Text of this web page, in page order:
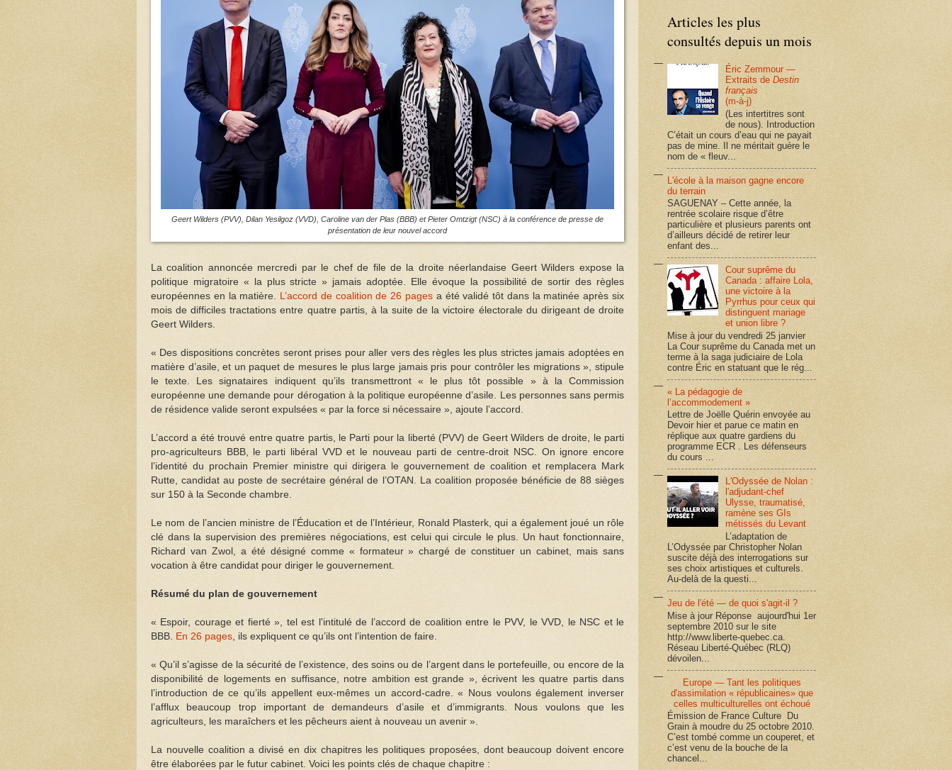
Geert Wilders (PVV), Dilan Yesilgoz (VVD), Caroline van der Plas (BBB) et Pieter Omtzigt (NSC) à la conférence de presse de
présentation de leur nouvel accord
La coalition annoncée mercredi par le chef de file de la droite néerlandaise Geert Wilders expose la
politique migratoire « la plus stricte » jamais adoptée. Elle évoque la possibilité de sortir des règles
européennes en la matière. L’accord de coalition de 26 pages a été validé tôt dans la matinée après six
mois de difficiles tractations entre quatre partis, à la suite de la victoire électorale du dirigeant de droite
Geert Wilders.
« Des dispositions concrètes seront prises pour aller vers des règles les plus strictes jamais adoptées en
matière d’asile, et un paquet de mesures le plus large jamais pris pour contrôler les migrations », stipule
le texte. Les signataires indiquent qu’ils transmettront « le plus tôt possible » à la Commission
européenne une demande pour dérogation à la politique européenne d’asile. Les personnes sans permis
de résidence valide seront expulsées « par la force si nécessaire », ajoute l’accord.
L’accord a été trouvé entre quatre partis, le Parti pour la liberté (PVV) de Geert Wilders de droite, le parti
pro-agriculteurs BBB, le parti libéral VVD et le nouveau parti de centre-droit NSC. On ignore encore
l’identité du prochain Premier ministre qui dirigera le gouvernement de coalition et remplacera Mark
Rutte, candidat au poste de secrétaire général de l’OTAN. La coalition proposée bénéficie de 88 sièges
sur 150 à la Seconde chambre.
Le nom de l’ancien ministre de l’Éducation et de l’Intérieur, Ronald Plasterk, qui a également joué un rôle
clé dans la supervision des premières négociations, est celui qui circule le plus. Un haut fonctionnaire,
Richard van Zwol, a été désigné comme « formateur » chargé de constituer un cabinet, mais sans
vocation à être candidat pour diriger le gouvernement.
Résumé du plan de gouvernement
« Espoir, courage et fierté », tel est l'intitulé de l’accord de coalition entre le PVV, le VVD, le NSC et le
BBB. En 26 pages , ils expliquent ce qu’ils ont l’intention de faire.
« Qu’il s’agisse de la sécurité de l’existence, des soins ou de l’argent dans le portefeuille, ou encore de la
disponibilité de logements en suffisance, notre ambition est grande », écrivent les quatre partis dans
l’introduction de ce qu’ils appellent eux-mêmes un accord-cadre. « Nous voulons également inverser
l’afflux beaucoup trop important de demandeurs d’asile et d’immigrants. Nous voulons que les
agriculteurs, les maraîchers et les pêcheurs aient à nouveau un avenir ».
La nouvelle coalition a divisé en dix chapitres les politiques proposées, dont beaucoup doivent encore
être élaborées par le futur cabinet. Voici les points clés de chaque chapitre :
Articles les plus
consultés depuis un mois
Éric Zemmour —
Extraits deDestin
français
(m-à-j)
(Les intertitres sont
de nous). Introduction
C’était un cours d’eau qui ne payait
pas de mine. Il ne méritait guère le
nom de « fleuv...
L'école à la maison gagne encore
du terrain
SAGUENAY – Cette année, la
rentrée scolaire risque d’être
particulière et plusieurs parents ont
d’ailleurs décidé de retirer leur
enfant des...
Cour suprême du
Canada : affaire Lola,
une victoire à la
Pyrrhus pour ceux qui
distinguent mariage
et union libre ?
Mise à jour du vendredi 25 janvier
La Cour suprême du Canada met un
terme à la saga judiciaire de Lola
contre Éric en statuant que le rég...
« La pédagogie de
l’accommodement »
Lettre de Joëlle Quérin envoyée au
Devoir hier et parue ce matin en
réplique aux quatre gardiens du
programme ECR . Les défenseurs
du cours ...
L'Odyssée de Nolan :
l'adjudant-chef
Ulysse, traumatisé,
ramène ses GIs
métissés du Levant
L’adaptation de
L’Odyssée par Christopher Nolan
suscite déjà des interrogations sur
ses choix artistiques et culturels.
Au-delà de la questi...
Jeu de l'été — de quoi s'agit-il ?
Mise à jour Réponse aujourd'hui 1er
septembre 2010 sur le site
http://www.liberte-quebec.ca.
Réseau Liberté-Québec (RLQ)
dévoilen...
Europe — Tant les politiques
d'assimilation « républicaines» que
celles multiculturelles ont échoué
Émission de France Culture Du
Grain à moudre du 25 octobre 2010.
C’est tombé comme un couperet, et
c’est venu de la bouche de la
chancel...